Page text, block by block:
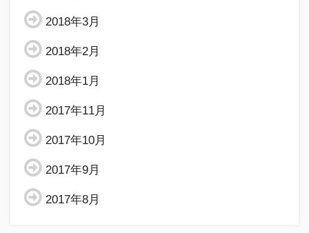
2018年3月
2018年2月
2018年1月
2017年11月
2017年10月
2017年9月
2017年8月